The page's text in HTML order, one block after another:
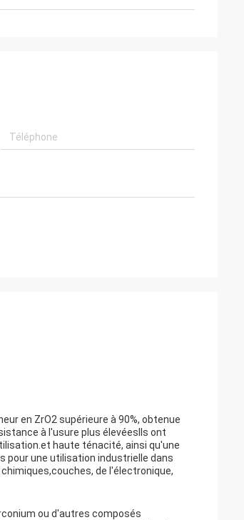
en ZrO2 supérieure à 90%, obtenue
à l'usure plus élevéesIls ont
haute ténacité, ainsi qu'une
pour une utilisation industrielle dans
de l'électronique,
ou d'autres composés